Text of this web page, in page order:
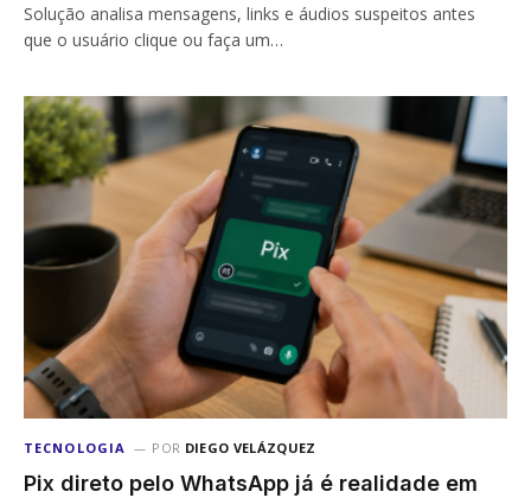
Solução analisa mensagens, links e áudios suspeitos antes
que o usuário clique ou faça um…
TECNOLOGIA POR DIEGO VELÁZQUEZ
Pix direto pelo WhatsApp já é realidade em